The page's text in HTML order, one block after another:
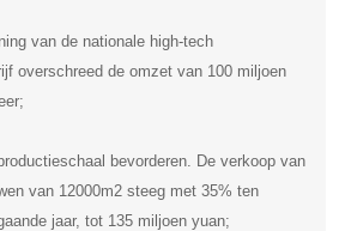
van de nationale high-tech
overschreed de omzet van 100 miljoen
bevorderen. De verkoop van
van 12000m2 steeg met 35% ten
jaar, tot 135 miljoen yuan;